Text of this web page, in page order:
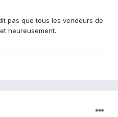
pas que tous les vendeurs de
heureusement.